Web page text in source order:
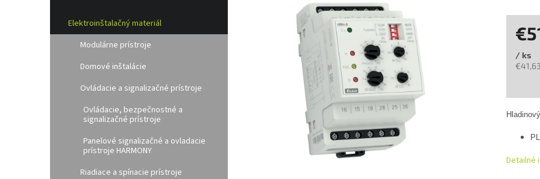
Elektroinštalačný materiál
Modulárne prístroje
Domové inštalácie
Ovládacie a signalizačné prístroje
Ovládacie, bezpečnostné a
signalizačné prístroje
Panelové signalizačné a ovladacie
prístroje HARMONY
Riadiace a spínacie prístroje
/ ks
Detailné